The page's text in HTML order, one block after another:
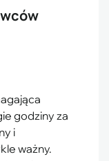
godziny za
i
ważny.